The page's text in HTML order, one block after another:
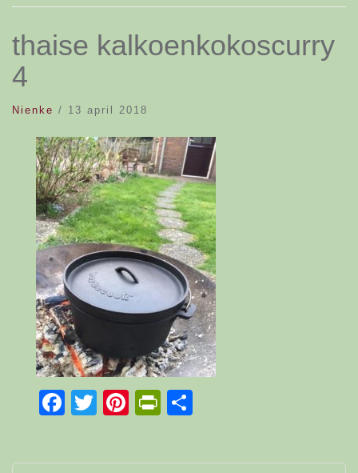
thaise kalkoenkokoscurry
4
Nienke / 13 april 2018
Facebook
TwitterPinterest
PrintFriendly